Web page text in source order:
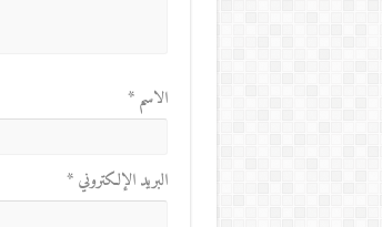
الاسم*
البريد الإلكتروني*